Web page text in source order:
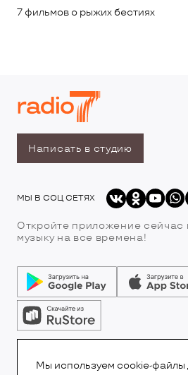
7 фильмов о рыжих бестиях
Написать в студию
МЫ В СОЦ СЕТЯХ
Откройте приложение сейчас
музыку на все времена!
© Все права
Мы используем cookie-файлы